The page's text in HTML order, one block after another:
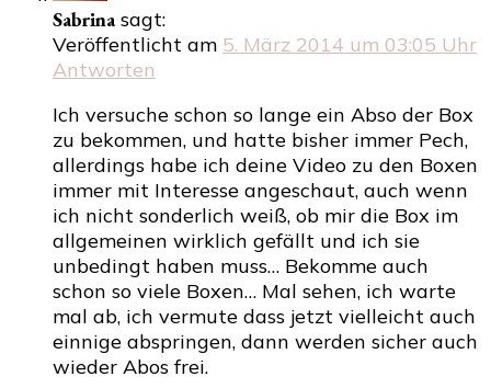
Sabrina sagt:
Veröffentlicht am 5. März 2014 um 03:05 Uhr
Antworten
Ich versuche schon so lange ein Abso der Box
zu bekommen, und hatte bisher immer Pech,
allerdings habe ich deine Video zu den Boxen
immer mit Interesse angeschaut, auch wenn
ich nicht sonderlich weiß, ob mir die Box im
allgemeinen wirklich gefällt und ich sie
unbedingt haben muss… Bekomme auch
schon so viele Boxen… Mal sehen, ich warte
mal ab, ich vermute dass jetzt vielleicht auch
einnige abspringen, dann werden sicher auch
wieder Abos frei.